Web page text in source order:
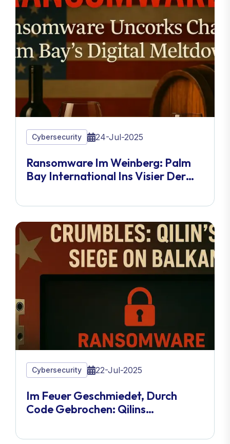
Cybersecurity 24-Jul-2025
Ransomware Im Weinberg: Palm
Bay International Ins Visier Der
Cybersecurity 22-Jul-2025
Im Feuer Geschmiedet, Durch
Code Gebrochen: Qilins
Balkan Kalıp Erschüttert Das